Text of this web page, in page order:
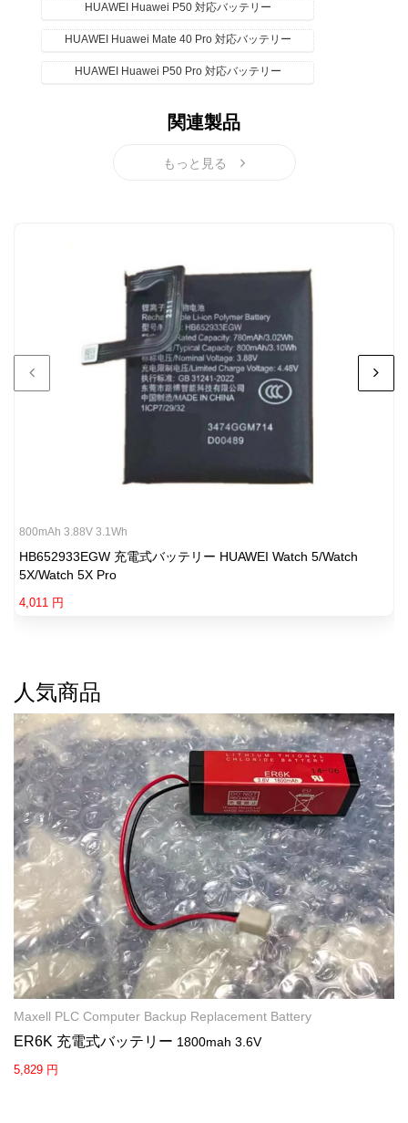
HUAWEI Huawei P50 対応バッテリー
HUAWEI Huawei Mate 40 Pro 対応バッテリー
HUAWEI Huawei P50 Pro 対応バッテリー
HUAWEI Huawei Nova 10z 対応バッテリー
HUAWEI Huawei Mate 60 Pro 対応バッテリー
HUAWEI Huawei Pura 70 Pro 対応バッテリー
HUAWEI Huawei Pura 70 対応バッテリー
HUAWEI Huawei Nova 14 Pro 対応バッテリー
HUAWEI HUAWEI Mate 50 Pro 対応バッテリー
HUAWEI HUAWEI Mate 50 対応バッテリー
関連製品
もっと見る
800mAh 3.88V 3.1Wh
HB652933EGW 充電式バッテリー HUAWEI Watch 5/Watch
5X/Watch 5X Pro
4,011 円
人気商品
Maxell PLC Computer Backup Replacement Battery
ER6K 充電式バッテリー 1800mah 3.6V
5,829 円